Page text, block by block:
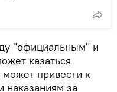
"официальным" и
казаться
привести к
за